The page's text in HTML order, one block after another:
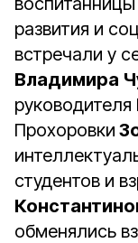
развития и
встречали у
Владимира
руководителя
Прохоровки
студентов и
обменялись